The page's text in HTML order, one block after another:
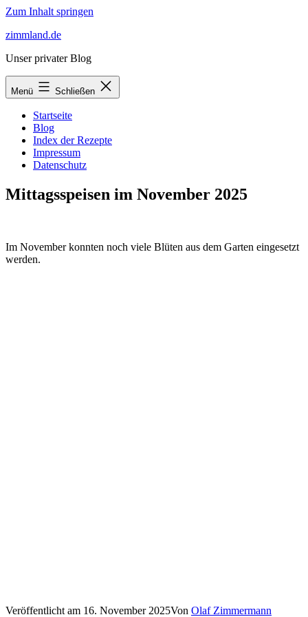
Zum Inhalt springen
zimmland.de
Unser privater Blog
Menü Schließen
Startseite
Blog
Index der Rezepte
Impressum
Datenschutz
Mittagsspeisen im November 2025
Im November konnten noch viele Blüten aus dem Garten eingesetzt
werden.
Veröffentlicht am 16. November 2025Von Olaf Zimmermann